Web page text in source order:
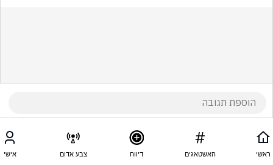
ראשי האשטאגים דיווח צבע אדום אישי